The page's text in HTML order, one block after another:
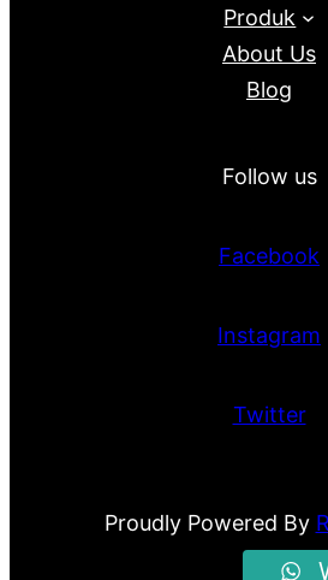
Produk
About Us
Blog
Follow us
Facebook
Instagram
Twitter
Proudly Powered By